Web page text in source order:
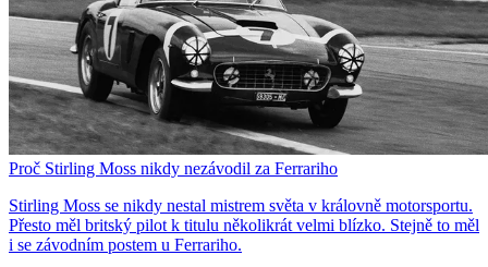
Proč Stirling Moss nikdy nezávodil za Ferrariho
Stirling Moss se nikdy nestal mistrem světa v královně motorsportu.
Přesto měl britský pilot k titulu několikrát velmi blízko. Stejně to měl
i se závodním postem u Ferrariho.